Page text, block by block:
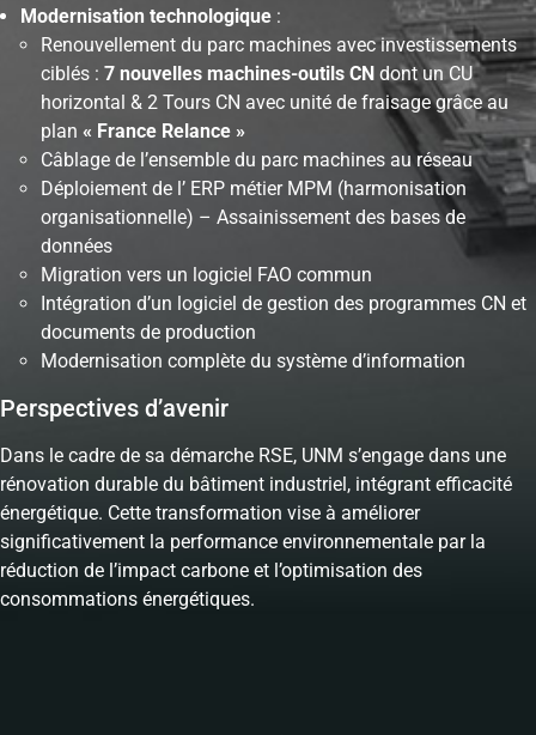
Modernisation technologique :
Renouvellement du parc machines avec investissements
ciblés : 7 nouvelles machines-outils CN dont un CU
horizontal & 2 Tours CN avec unité de fraisage grâce au
plan « France Relance »
Câblage de l’ensemble du parc machines au réseau
Déploiement de l’ ERP métier MPM (harmonisation
organisationnelle) – Assainissement des bases de
données
Migration vers un logiciel FAO commun
Intégration d’un logiciel de gestion des programmes CN et
documents de production
Modernisation complète du système d’information
Perspectives d’avenir
Dans le cadre de sa démarche RSE, UNM s’engage dans une
rénovation durable du bâtiment industriel, intégrant efficacité
énergétique. Cette transformation vise à améliorer
significativement la performance environnementale par la
réduction de l’impact carbone et l’optimisation des
consommations énergétiques.